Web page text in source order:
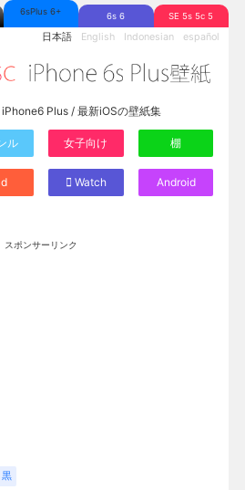
6sPlus 6+ 6s 6 SE 5s 5c 5
日本語 English Indonesian español
Plus / 最新iOSの壁紙集
ル 女子向け 棚
Watch Android
スポンサーリンク
黒